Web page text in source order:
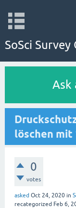
SoSci
Ask
löschen mit
0
votes
asked Oct 24, 2020 in
recategorized Feb 6,